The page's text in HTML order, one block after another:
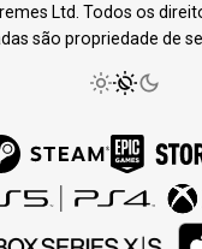
Ltd. Todos os
são propriedade de